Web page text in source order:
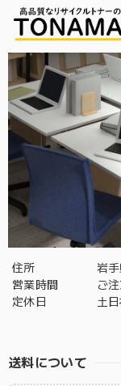
住所
岩
営業時間
ご
定休日
土
送料について